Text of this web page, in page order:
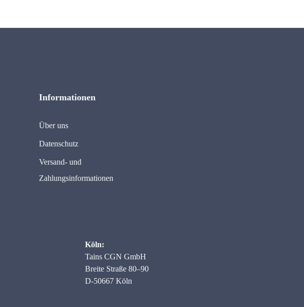
Köln:
Tains CGN GmbH
Breite Straße 80–90
D-50667 Köln
Informationen
Über uns
Datenschutz
Versand- und
Zahlungsinformationen